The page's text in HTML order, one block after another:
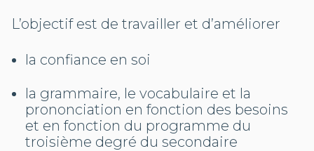
L’objectif est de travailler et d’améliorer
la confiance en soi
la grammaire, le vocabulaire et la
prononciation en fonction des besoins
et en fonction du programme du
troisième degré du secondaire